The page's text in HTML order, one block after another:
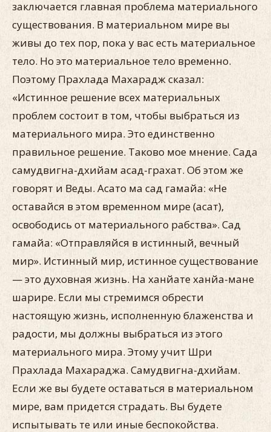
заключается главная проблема материального
существования. В материальном мире вы
живы до тех пор, пока у вас есть материальное
тело. Но это материальное тело временно.
Поэтому Прахлада Махарадж сказал:
«Истинное решение всех материальных
проблем состоит в том, чтобы выбраться из
материального мира. Это единственно
правильное решение. Таково мое мнение. Сада
самудвигна-дхийам асад-грахат. Об этом же
говорят и Веды. Асато ма сад гамайа: «Не
оставайся в этом временном мире (асат),
освободись от материального рабства». Сад
гамайа: «Отправляйся в истинный, вечный
мир». Истинный мир, истинное существование
— это духовная жизнь. На ханйате ханйа-мане
шарире. Если мы стремимся обрести
настоящую жизнь, исполненную блаженства и
радости, мы должны выбраться из этого
материального мира. Этому учит Шри
Прахлада Махараджа. Самудвигна-дхийам.
Если же вы будете оставаться в материальном
мире, вам придется страдать. Вы будете
испытывать те или иные беспокойства.